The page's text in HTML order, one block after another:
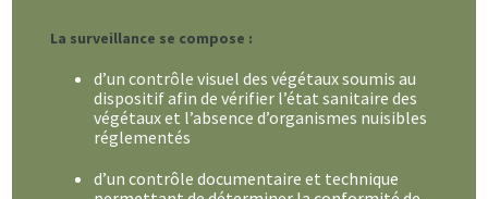
La surveillance se compose :
d’un contrôle visuel des végétaux soumis au
dispositif afin de vérifier l’état sanitaire des
végétaux et l’absence d’organismes nuisibles
réglementés
d’un contrôle documentaire et technique